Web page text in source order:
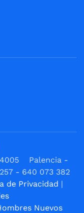
Palencia -
- 640 073 382
de Privacidad |
Nuevos